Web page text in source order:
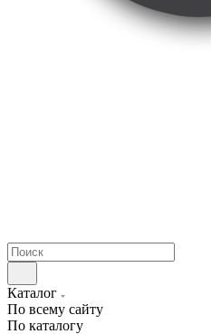
Каталог
По всему сайту
По каталогу